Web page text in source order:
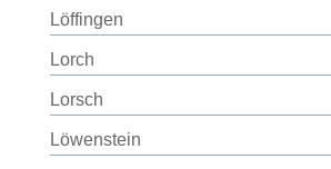
Löffingen
Lorch
Lorsch
Löwenstein